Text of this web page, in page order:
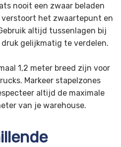
nooit een zwaar beladen
het zwaartepunt en
altijd tussenlagen bij
gelijkmatig te verdelen.
1,2 meter breed zijn voor
Markeer stapelzones
altijd de maximale
van je warehouse.